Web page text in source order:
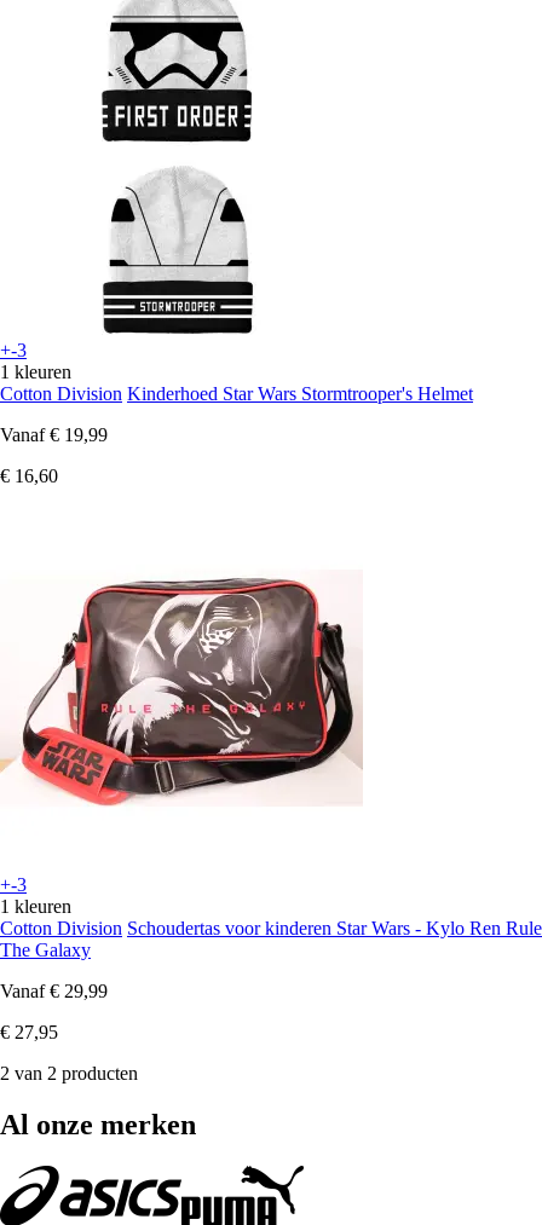
+-3
1 kleuren
Cotton Division Kinderhoed Star Wars Stormtrooper's Helmet
Vanaf € 19,99
€ 16,60
+-3
1 kleuren
Cotton Division Schoudertas voor kinderen Star Wars - Kylo Ren Rule
The Galaxy
Vanaf € 29,99
€ 27,95
2 van 2 producten
Al onze merken